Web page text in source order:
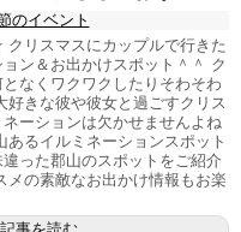
のイベント
リスマスにカップルで行きた
ン＆お出かけスポット＾＾ ク
なくワクワクしたりそわそわ
好きな彼や彼女と過ごすクリス
ーションは欠かせませんよね
るイルミネーションスポット
った郡山のスポットをご紹介
メの素敵なお出かけ情報もお楽